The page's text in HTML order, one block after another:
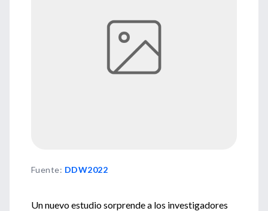
Fuente: DDW2022
Un nuevo estudio sorprende a los investigadores